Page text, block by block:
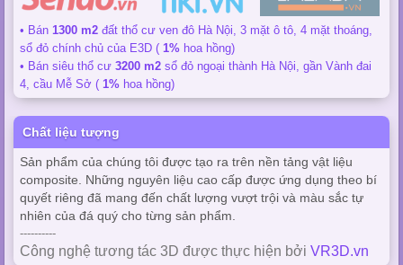
• Bán 1300 m2 đất thổ cư ven đô Hà Nội, 3 mặt ô tô, 4 mặt thoáng,
sổ đỏ chính chủ của E3D ( 1% hoa hồng)
• Bán siêu thổ cư 3200 m2 sổ đỏ ngoại thành Hà Nội, gần Vành đai
4, cầu Mễ Sở ( 1% hoa hồng)
Chất liệu tượng
Sản phẩm của chúng tôi được tạo ra trên nền tảng vật liệu
composite. Những nguyên liệu cao cấp được ứng dụng theo bí
quyết riêng đã mang đến chất lượng vượt trội và màu sắc tự
nhiên của đá quý cho từng sản phẩm.
----------
Công nghệ tương tác 3D được thực hiện bởi VR3D.vn